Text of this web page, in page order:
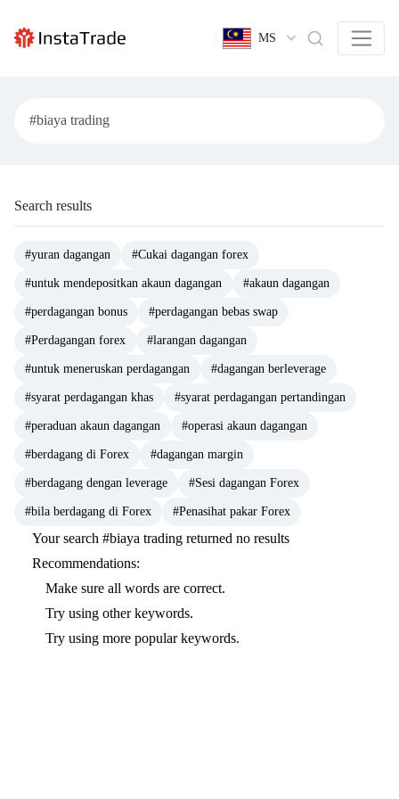
MS
Search results
#yuran dagangan #Cukai dagangan forex
#untuk mendepositkan akaun dagangan #akaun dagangan
#perdagangan bonus #perdagangan bebas swap
#Perdagangan forex #larangan dagangan
#untuk meneruskan perdagangan #dagangan berleverage
#syarat perdagangan khas #syarat perdagangan pertandingan
#peraduan akaun dagangan #operasi akaun dagangan
#berdagang di Forex #dagangan margin
#berdagang dengan leverage #Sesi dagangan Forex
#bila berdagang di Forex #Penasihat pakar Forex
Your search #biaya trading returned no results
Recommendations:
Make sure all words are correct.
Try using other keywords.
Try using more popular keywords.